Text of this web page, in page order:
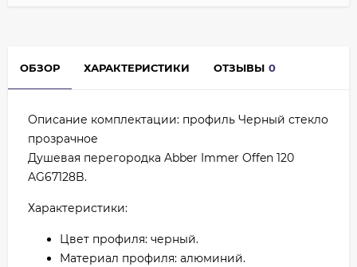
ОБЗОР ХАРАКТЕРИСТИКИ ОТЗЫВЫ 0
Описание комплектации: профиль Черный стекло
прозрачное
Душевая перегородка Abber Immer Offen 120
AG67128B.
Характеристики:
Цвет профиля: черный.
Материал профиля: алюминий.